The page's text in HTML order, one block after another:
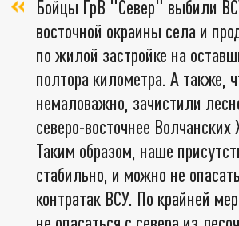
Бойцы ГрВ "Север" выбили
восточной окраины села и
по жилой застройке на
полтора километра. А также,
немаловажно, зачистили
северо-восточнее Волчанских
Таким образом, наше
стабильно, и можно не
контратак ВСУ. По крайней